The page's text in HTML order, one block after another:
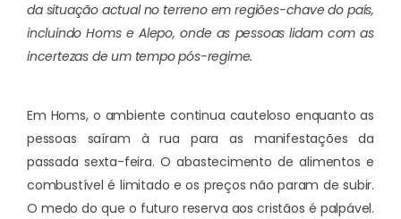
da situação actual no terreno em regiões-chave do país,
incluindo Homs e Alepo, onde as pessoas lidam com as
incertezas de um tempo pós-regime.
Em Homs, o ambiente continua cauteloso enquanto as
pessoas saíram à rua para as manifestações da
passada sexta-feira. O abastecimento de alimentos e
combustível é limitado e os preços não param de subir.
O medo do que o futuro reserva aos cristãos é palpável.